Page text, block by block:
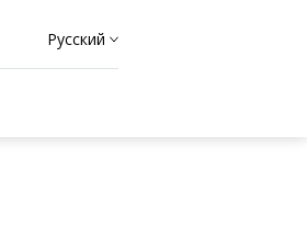
Русский